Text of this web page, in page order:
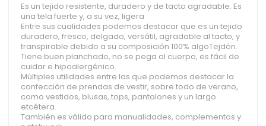
Es un tejido resistente, duradero y de tacto agradable. Es
una tela fuerte y, a su vez, ligera
Entre sus cualidades podemos destacar que es un tejido
duradero, fresco, delgado, versátil, agradable al tacto, y
transpirable debido a su composición 100% algoTejdón.
Tiene buen planchado, no se pega al cuerpo, es fácil de
cuidar e hipoalergénico.
Múltiples utilidades entre las que podemos destacar la
confección de prendas de vestir, sobre todo de verano,
como vestidos, blusas, tops, pantalones y un largo
etcétera.
También es válido para manualidades, complementos y